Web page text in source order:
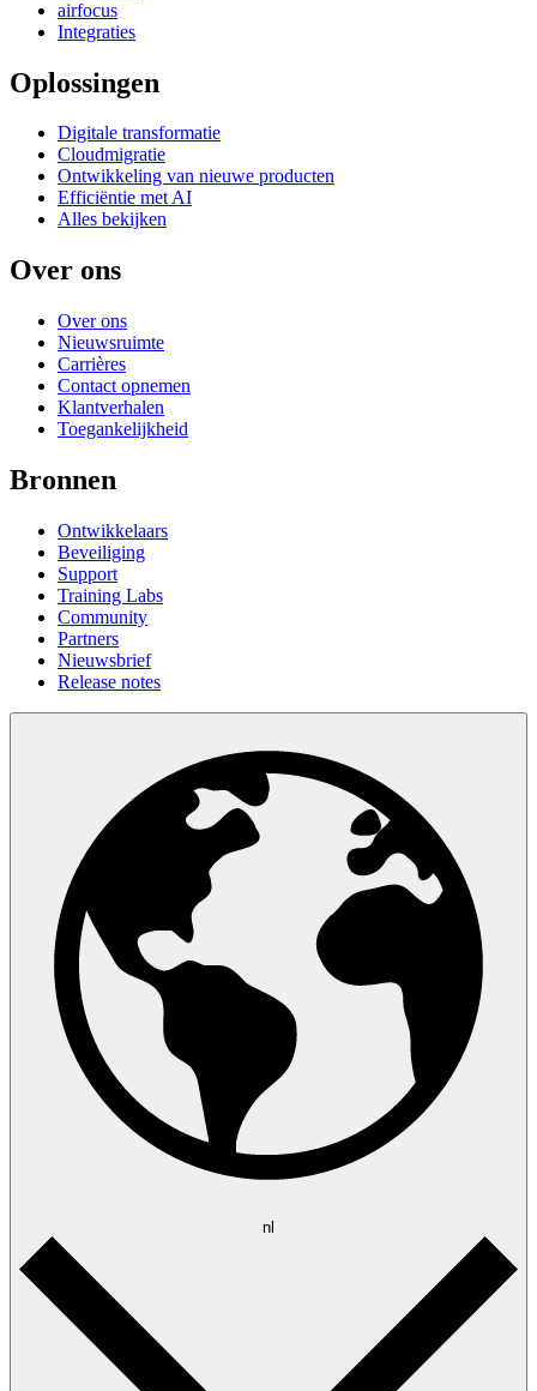
airfocus
Integraties
Oplossingen
Digitale transformatie
Cloudmigratie
Ontwikkeling van nieuwe producten
Efficiëntie met AI
Alles bekijken
Over ons
Over ons
Nieuwsruimte
Carrières
Contact opnemen
Klantverhalen
Toegankelijkheid
Bronnen
Ontwikkelaars
Beveiliging
Support
Training Labs
Community
Partners
Nieuwsbrief
Release notes
nl